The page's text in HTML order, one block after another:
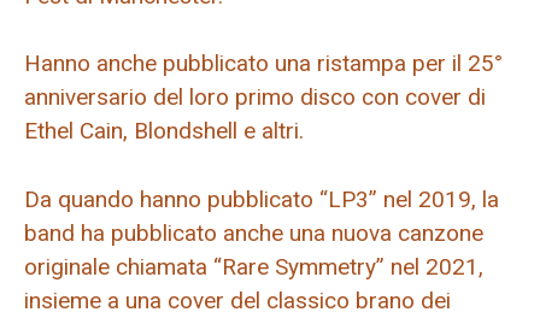
Hanno anche pubblicato una ristampa per il 25°
anniversario del loro primo disco con cover di
Ethel Cain, Blondshell e altri.
Da quando hanno pubblicato “LP3” nel 2019, la
band ha pubblicato anche una nuova canzone
originale chiamata “Rare Symmetry” nel 2021,
insieme a una cover del classico brano dei